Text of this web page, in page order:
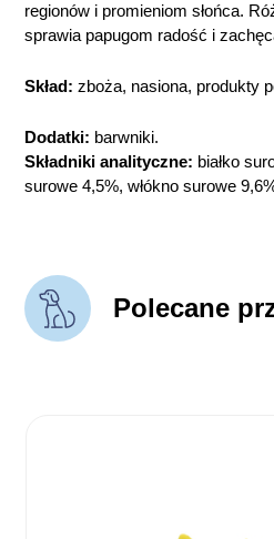
regionów i promieniom słońca.
sprawia papugom radość i
Skład: zboża, nasiona, produkty
Dodatki: barwniki.
Składniki analityczne: białko
surowe 4,5%, włókno surowe
Polecane